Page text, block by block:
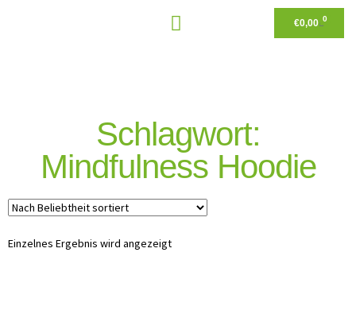
€0,00 0
Schlagwort:
Mindfulness Hoodie
Einzelnes Ergebnis wird angezeigt